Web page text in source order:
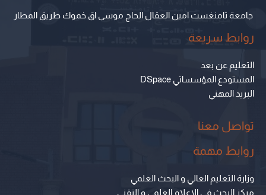
جامعة تامنغست امين العقال الحاج موسى اق خموك طريق المطار
روابط سريعة
التعليم عن بعد
المستودع المؤسساتي DSpace
البريد المهني
تواصل معنا
روابط مهمة
وزارة التعليم العالي و البحث العلمي
مركز البحث في الإعلام العلمي و التقني